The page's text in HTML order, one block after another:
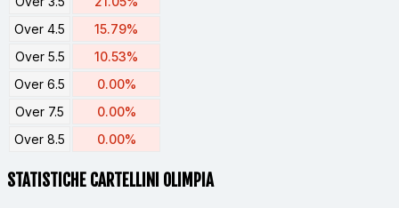
Over 4.5
15.79%
Over 5.5
10.53%
Over 6.5
0.00%
Over 7.5
0.00%
Over 8.5
0.00%
STATISTICHE CARTELLINI OLIMPIA